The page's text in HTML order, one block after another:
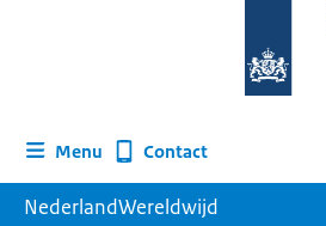
homepage
Menu Contact
NederlandWereldwijd